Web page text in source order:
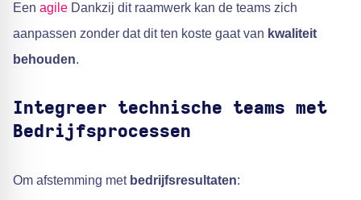
Een agile Dankzij dit raamwerk kan de teams zich
aanpassen zonder dat dit ten koste gaat van kwaliteit
behouden.
Integreer technische teams met
Bedrijfsprocessen
Om afstemming met bedrijfsresultaten: